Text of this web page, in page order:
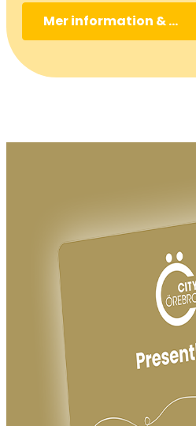
Mer information & biljetter